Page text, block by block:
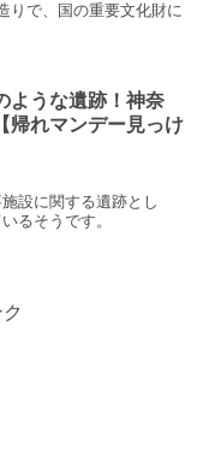
りで、国の重要文化財に
ような遺跡！神奈
帰れマンデー見っけ
設に関する遺跡とし
るそうです。